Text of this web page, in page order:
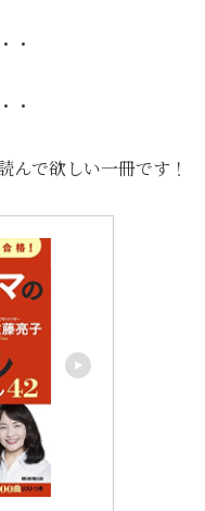
・
・
んで欲しい一冊です！